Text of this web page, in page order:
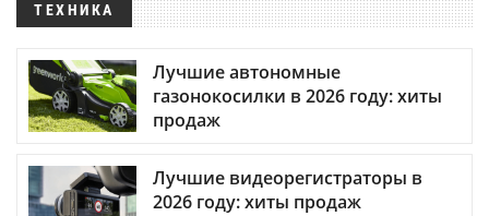
ТЕХНИКА
Лучшие автономные
газонокосилки в 2026 году: хиты
продаж
Лучшие видеорегистраторы в
2026 году: хиты продаж